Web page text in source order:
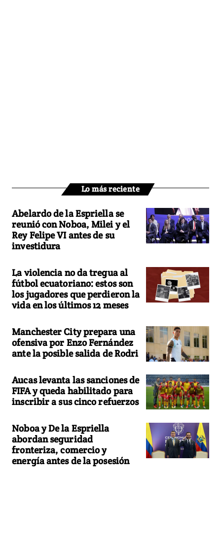
Lo más reciente
Abelardo de la Espriella se
reunió con Noboa, Milei y el
Rey Felipe VI antes de su
investidura
La violencia no da tregua al
fútbol ecuatoriano: estos son
los jugadores que perdieron la
vida en los últimos 12 meses
Manchester City prepara una
ofensiva por Enzo Fernández
ante la posible salida de Rodri
Aucas levanta las sanciones de
FIFA y queda habilitado para
inscribir a sus cinco refuerzos
Noboa y De la Espriella
abordan seguridad
fronteriza, comercio y
energía antes de la posesión